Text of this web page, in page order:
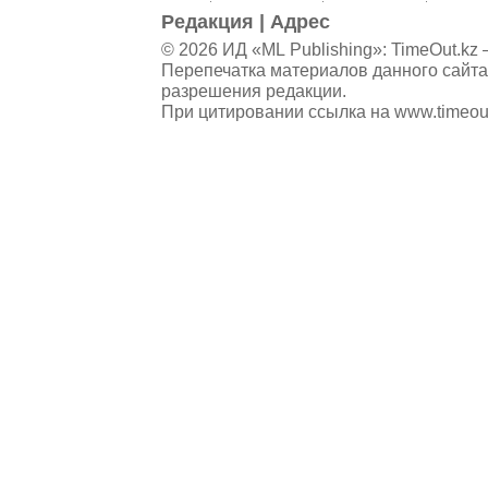
Редакция Адрес
© 2026 ИД «ML Publishing»: TimeOut.kz
Перепечатка материалов данного
разрешения редакции.
При цитировании ссылка на